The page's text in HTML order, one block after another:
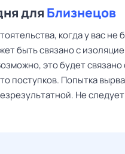
для Близнецов
когда у вас не
быть связано с
это будет связано
поступков. Попытка
Не следует